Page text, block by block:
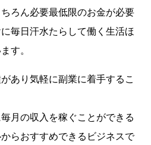
ろん必要最低限のお金が必要
毎日汗水たらして働く生活ほ
す。
あり気軽に副業に着手するこ
月の収入を稼ぐことができる
らおすすめできるビジネスで